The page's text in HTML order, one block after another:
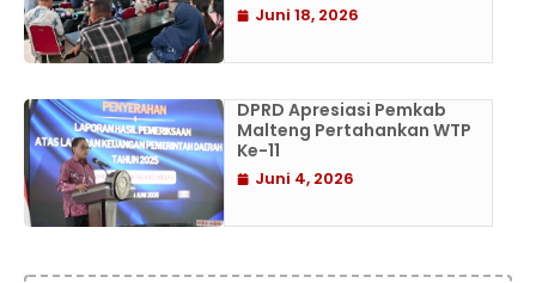
Juni 18, 2026
DPRD Apresiasi Pemkab
Malteng Pertahankan WTP
Ke-11
Juni 4, 2026